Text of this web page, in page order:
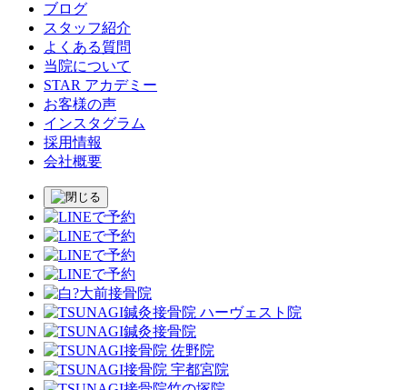
ブログ
スタッフ紹介
よくある質問
当院について
STAR アカデミー
お客様の声
インスタグラム
採用情報
会社概要